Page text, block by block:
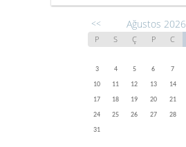
<< Ağustos 2026
P S Ç P C
3
4 5 6 7
10
11 12 13 14
17
18 19 20 21
24
25 26 27 28
31